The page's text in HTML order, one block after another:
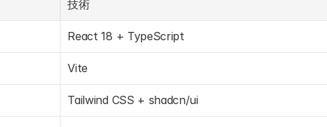
技術
React 18 + TypeScript
Vite
Tailwind CSS + shadcn/ui